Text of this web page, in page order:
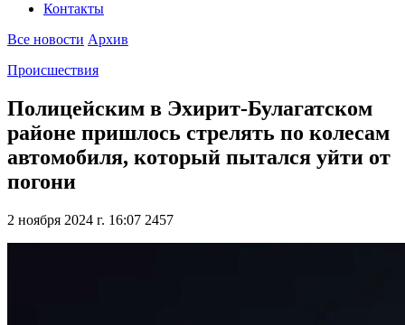
Контакты
Все новости Архив
Происшествия
Полицейским в Эхирит-Булагатском
районе пришлось стрелять по колесам
автомобиля, который пытался уйти от
погони
2 ноября 2024 г. 16:07 2457